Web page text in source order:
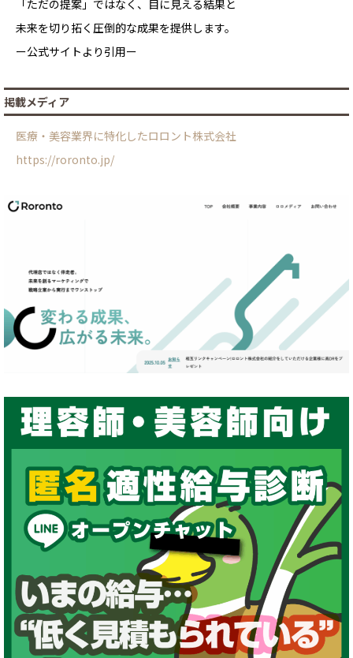
「ただの提案」ではなく、目に見える結果と
未来を切り拓く圧倒的な成果を提供します。
ー公式サイトより引用ー
掲載メディア
医療・美容業界に特化したロロント株式会社
https://roronto.jp/